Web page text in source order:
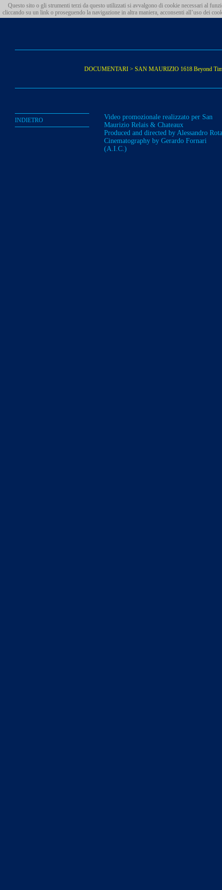
DOCUMENTARI > SAN MAURIZIO 1618 Beyond
INDIETRO
Video promozionale realizzato per San
Maurizio Relais & Chateaux
Produced and directed by Alessandro Rota
Cinematography by Gerardo Fornari
(A.I.C.)
Questo sito o gli strumenti terzi da questo utilizzati si avvalgono di cookie necessari al
cliccando su un link o proseguendo la navigazione in altra maniera, acconsenti all’uso dei